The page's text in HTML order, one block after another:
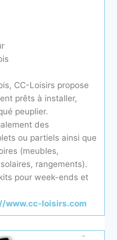
CC-Loisirs propose
prêts à installer,
peuplier.
des
ou partiels ainsi que
(meubles,
rangements).
pour week-ends et
www.cc-loisirs.com